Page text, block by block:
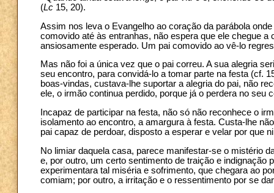
(Lc 15, 20).
Assim nos leva o Evangelho ao coração da parábola
comovido até às entranhas, não espera que ele chegue
ansiosamente esperado. Um pai comovido ao vê-lo
Mas não foi a única vez que o pai correu. A sua alegria
seu encontro, para convidá-lo a tomar parte na festa (cf.
boas-vindas, custava-lhe suportar a alegria do pai, não
ele, o irmão continua perdido, porque já o perdera no seu
Incapaz de participar na festa, não só não reconhece o
isolamento ao encontro, a amargura à festa. Custa-lhe
pai capaz de perdoar, disposto a esperar e velar por que
No limiar daquela casa, parece manifestar-se o mistério
e, por outro, um certo sentimento de traição e indignação
experimentara tal miséria e sofrimento, que chegara ao
comiam; por outro, a irritação e o ressentimento por se